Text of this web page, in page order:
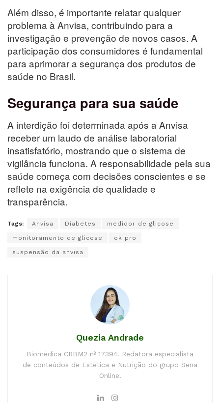
Além disso, é importante relatar qualquer
problema à Anvisa, contribuindo para a
investigação e prevenção de novos casos. A
participação dos consumidores é fundamental
para aprimorar a segurança dos produtos de
saúde no Brasil.
Segurança para sua saúde
A interdição foi determinada após a Anvisa
receber um laudo de análise laboratorial
insatisfatório, mostrando que o sistema de
vigilância funciona. A responsabilidade pela sua
saúde começa com decisões conscientes e se
reflete na exigência de qualidade e
transparência.
Tags: Anvisa Diabetes medidor de glicose
monitoramento de glicose ok pro
suspensão da anvisa
Quezia Andrade
Biomédica CRBM2 nº 17394. Redatora especialista
de conteúdos de Estética e Nutrição do grupo Sena
Online.